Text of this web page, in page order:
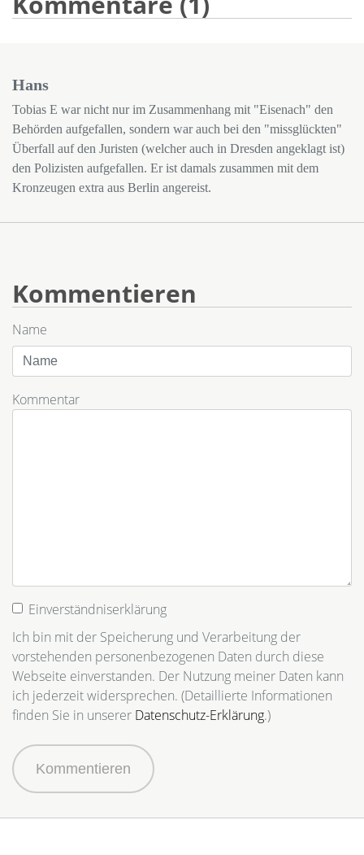
Hans
Tobias E war nicht nur im Zusammenhang mit "Eisenach" den
Behörden aufgefallen, sondern war auch bei den "missglückten"
Überfall auf den Juristen (welcher auch in Dresden angeklagt ist)
den Polizisten aufgefallen. Er ist damals zusammen mit dem
Kronzeugen extra aus Berlin angereist.
Kommentieren
Name
Kommentar
Einverständniserklärung
Ich bin mit der Speicherung und Verarbeitung der
vorstehenden personenbezogenen Daten durch diese
Webseite einverstanden. Der Nutzung meiner Daten kann
ich jederzeit widersprechen. (Detaillierte Informationen
finden Sie in unserer Datenschutz-Erklärung.)
Kommentieren